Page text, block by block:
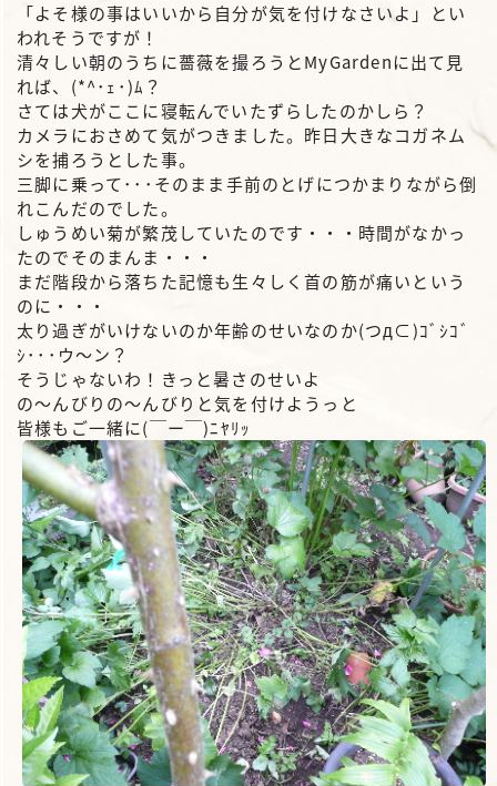
「よそ様の事はいいから自分が気を付けなさいよ 」とい
われそうですが！
清々しい朝のうちに薔薇を撮ろうとMyGardenに出て見
れば、(*^･ｪ･)ﾑ？
さては犬がここに寝転んでいたずらしたのかしら？
カメラにおさめて気がつきました。昨日大きなコガネム
シを捕ろうとした事。
三脚に乗って･･･そのまま手前のとげにつかまりながら倒
れこんだのでした。
しゅうめい菊が繁茂していたのです・・・時間がなかっ
たのでそのまんま・・・
まだ階段から落ちた記憶も生々しく首の筋が痛いという
のに・・・
太り過ぎがいけないのか年齢のせいなのか(つд⊂)ｺﾞｼｺﾞ
ｼ･･･ウ～ン？
そうじゃないわ！きっと暑さのせいよ
の～んびりの～んびりと気を付けようっと
皆様もご一緒に(￣ー￣)ﾆﾔﾘｯ